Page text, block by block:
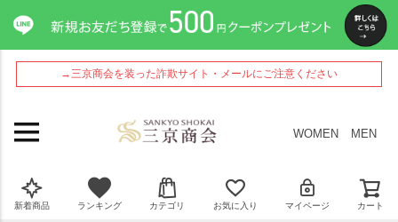
→三京商会を装った詐欺サイト・メールにご注意ください
WOMEN MEN
新着商品 ランキング カテゴリ お気に入り マイページ カート
ペー
ジト
ップ
へ